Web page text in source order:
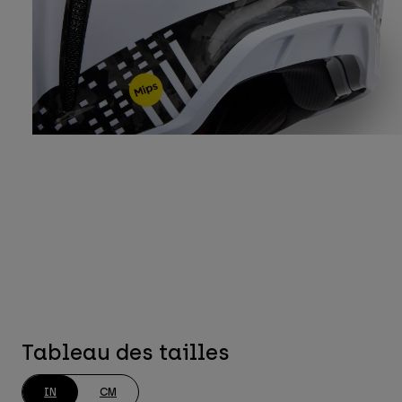
Tableau des tailles
IN CM